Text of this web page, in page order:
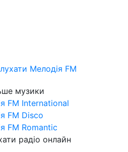
Мелодія FM
музики
FM International
FM Disco
FM Romantic
радіо онлайн